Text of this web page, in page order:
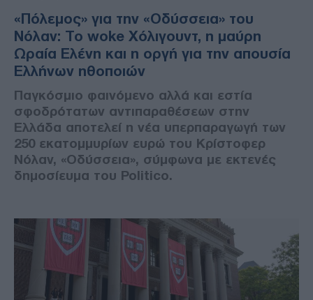
«Πόλεμος» για την «Οδύσσεια» του
Νόλαν: Το woke Χόλιγουντ, η μαύρη
Ωραία Ελένη και η οργή για την απουσία
Ελλήνων ηθοποιών
Παγκόσμιο φαινόμενο αλλά και εστία
σφοδρότατων αντιπαραθέσεων στην
Ελλάδα αποτελεί η νέα υπερπαραγωγή των
250 εκατομμυρίων ευρώ του Κρίστοφερ
Νόλαν, «Οδύσσεια», σύμφωνα με εκτενές
δημοσίευμα του Politico.